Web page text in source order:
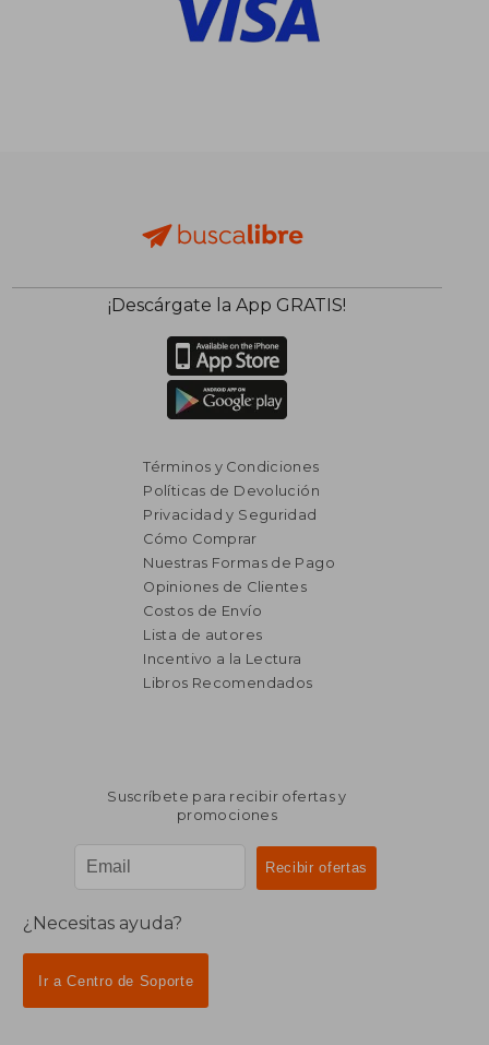
¡Descárgate la App GRATIS!
Términos y Condiciones
Políticas de Devolución
Privacidad y Seguridad
Cómo Comprar
Nuestras Formas de Pago
Opiniones de Clientes
Costos de Envío
Lista de autores
Incentivo a la Lectura
Libros Recomendados
Suscríbete para recibir ofertas y
promociones
¿Necesitas ayuda?
Ir a Centro de Soporte